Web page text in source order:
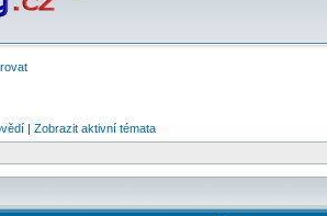
| Zobrazit aktivní témata